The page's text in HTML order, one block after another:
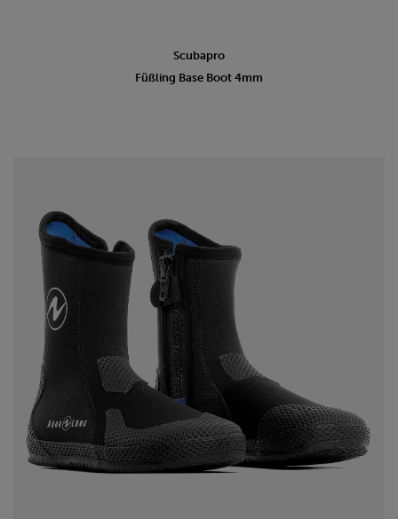
Scubapro
Füßling Base Boot 4mm